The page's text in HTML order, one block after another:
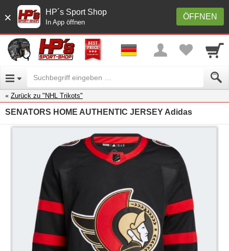
× ÖFFNEN
HP´s Sport Shop
In App öffnen
Zurück zu "NHL Trikots"
SENATORS HOME AUTHENTIC JERSEY Adidas